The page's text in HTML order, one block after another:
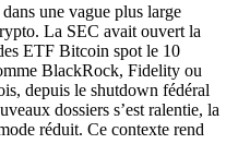
une vague plus large
La SEC avait ouvert la
ETF Bitcoin spot le 10
BlackRock, Fidelity ou
depuis le shutdown fédéral
dossiers s’est ralentie, la
réduit. Ce contexte rend